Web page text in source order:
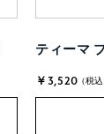
ティーマ
￥3,520 (税